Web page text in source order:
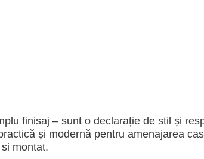
finisaj – sunt o declarație de stil și
și modernă pentru amenajarea
montat.